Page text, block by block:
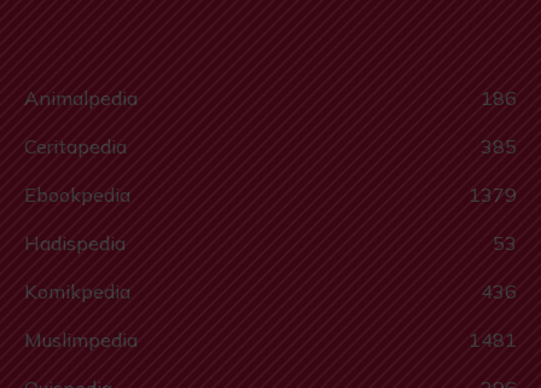
Animalpedia
186
Ceritapedia
385
Ebookpedia
1379
Hadispedia
53
Komikpedia
436
Muslimpedia
1481